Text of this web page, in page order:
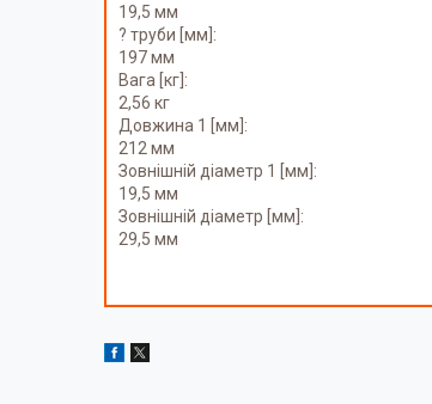
19,5 мм
? труби [мм]:
197 мм
Вага [кг]:
2,56 кг
Довжина 1 [мм]:
212 мм
Зовнішній діаметр 1 [мм]:
19,5 мм
Зовнішній діаметр [мм]:
29,5 мм